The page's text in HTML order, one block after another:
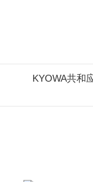
KYOWA共和